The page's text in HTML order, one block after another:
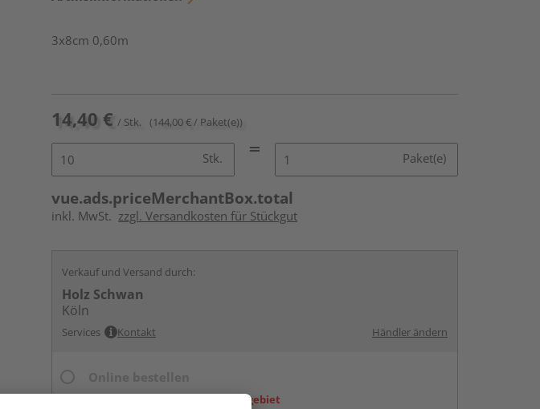
3x8cm 0,60m
14,40 € / Stk. (144,00 € / Paket(e))
Stk. Paket(e)
vue.ads.priceMerchantBox.total
inkl. MwSt. zzgl. Versandkosten für Stückgut
Verkauf und Versand durch:
Holz Schwan
Köln
Services Kontakt Händler ändern
Online bestellen
Ihr Standort ist nicht im Liefergebiet